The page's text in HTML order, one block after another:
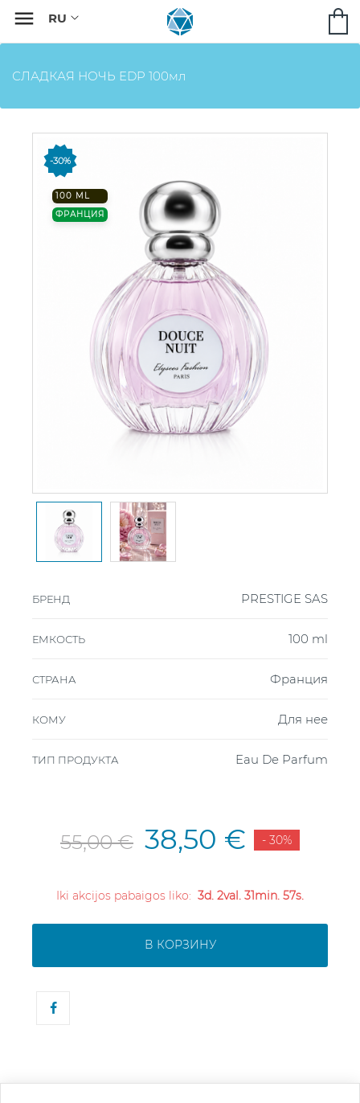

СЛАДКАЯ НОЧЬ EDP 100мл
-30%
100 ML
ФРАНЦИЯ
БРЕНД PRESTIGE SAS
ЕМКОСТЬ 100 ml
СТРАНА Франция
КОМУ Для нее
ТИП ПРОДУКТА Eau De Parfum
55,00 € 38,50 € - 30%
Iki akcijos pabaigos liko: 3d. 2val. 31min. 57s.
В КОРЗИНУ